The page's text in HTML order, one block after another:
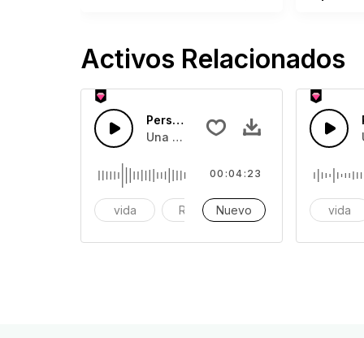
Activos Relacionados
Personas ruidosas 35
Una colección de personas ruidosas
vida Reloj alarma
00:04:23
Nuevo vida